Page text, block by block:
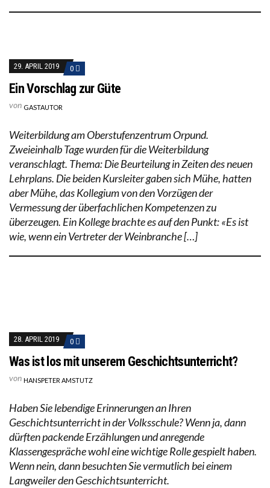
29. APRIL 2019 0
Ein Vorschlag zur Güte
von GASTAUTOR
Weiterbildung am Oberstufenzentrum Orpund.
Zweieinhalb Tage wurden für die Weiterbildung
veranschlagt. Thema: Die Beurteilung in Zeiten des neuen
Lehrplans. Die beiden Kursleiter gaben sich Mühe, hatten
aber Mühe, das Kollegium von den Vorzügen der
Vermessung der überfachlichen Kompetenzen zu
überzeugen. Ein Kollege brachte es auf den Punkt: «Es ist
wie, wenn ein Vertreter der Weinbranche […]
28. APRIL 2019 0
Was ist los mit unserem Geschichtsunterricht?
von HANSPETER AMSTUTZ
Haben Sie lebendige Erinnerungen an Ihren
Geschichtsunterricht in der Volksschule? Wenn ja, dann
dürften packende Erzählungen und anregende
Klassengespräche wohl eine wichtige Rolle gespielt haben.
Wenn nein, dann besuchten Sie vermutlich bei einem
Langweiler den Geschichtsunterricht.